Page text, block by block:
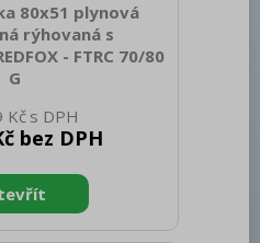
80x51 plynová
rýhovaná s
- FTRC 70/80
G
[mm]: 700 Výška
netto [kg]:
Výška brutto [mm]:
[kg]: 101.00 Typ
zařízení Konstruční
Kč
bez DPH